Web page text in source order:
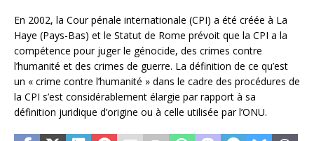
En 2002, la Cour pénale internationale (CPI) a été créée à La
Haye (Pays-Bas) et le Statut de Rome prévoit que la CPI a la
compétence pour juger le génocide, des crimes contre
l’humanité et des crimes de guerre. La définition de ce qu’est
un « crime contre l’humanité » dans le cadre des procédures de
la CPI s’est considérablement élargie par rapport à sa
définition juridique d’origine ou à celle utilisée par l’ONU.